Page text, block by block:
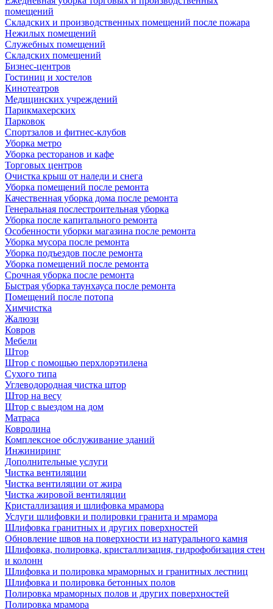
помещений
Складских и производственных помещений после пожара
Нежилых помещений
Служебных помещений
Складских помещений
Бизнес-центров
Гостиниц и хостелов
Кинотеатров
Медицинских учреждений
Парикмахерских
Парковок
Спортзалов и фитнес-клубов
Уборка метро
Уборка ресторанов и кафе
Торговых центров
Очистка крыш от наледи и снега
Уборка помещений после ремонта
Качественная уборка дома после ремонта
Генеральная послестроительная уборка
Уборка после капитального ремонта
Особенности уборки магазина после ремонта
Уборка мусора после ремонта
Уборка подъездов после ремонта
Уборка помещений после ремонта
Срочная уборка после ремонта
Быстрая уборка таунхауса после ремонта
Помещений после потопа
Химчистка
Жалюзи
Ковров
Мебели
Штор
Штор с помощью перхлорэтилена
Сухого типа
Углеводородная чистка штор
Штор на весу
Штор с выездом на дом
Матраса
Ковролина
Комплексное обслуживание зданий
Инжиниринг
Дополнительные услуги
Чистка вентиляции
Чистка вентиляции от жира
Чистка жировой вентиляции
Кристаллизация и шлифовка мрамора
Услуги шлифовки и полировки гранита и мрамора
Шлифовка гранитных и других поверхностей
Обновление швов на поверхности из натурального камня
Шлифовка, полировка, кристаллизация, гидрофобизация стен
и колонн
Шлифовка и полировка мраморных и гранитных лестниц
Шлифовка и полировка бетонных полов
Полировка мраморных полов и других поверхностей
Полировка мрамора